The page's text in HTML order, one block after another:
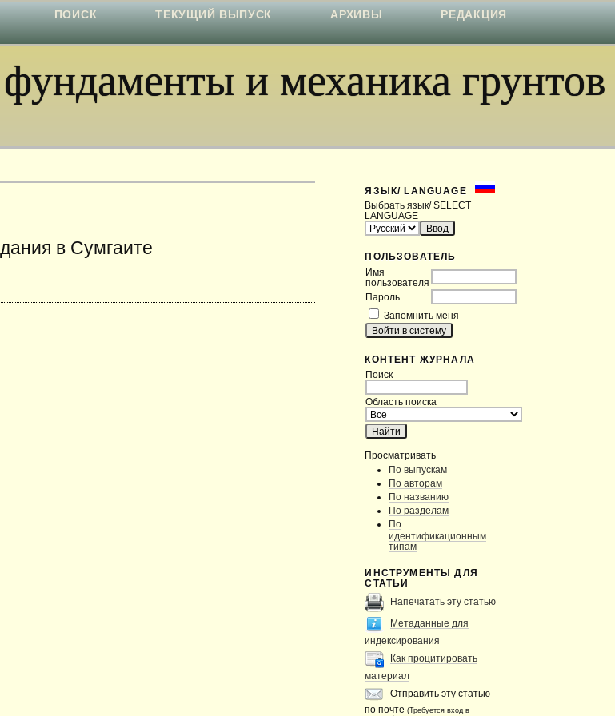
и механика грунтов
ЯЗЫК/ LANGUAGE
Выбрать язык/ SELECT
LANGUAGE
ПОЛЬЗОВАТЕЛЬ
Имя
пользователя
Пароль
Запомнить меня
КОНТЕНТ ЖУРНАЛА
Поиск
Область поиска
Просматривать
По выпускам
По авторам
По названию
По разделам
По
идентификационным
типам
ИНСТРУМЕНТЫ ДЛЯ
СТАТЬИ
Напечатать эту статью
Метаданные для
индексирования
Как процитировать
материал
Отправить эту статью
по почте(Требуется вход в
ПОИСК ТЕКУЩИЙ ВЫПУСК АРХИВЫ
РЕДАКЦИЯ
в Сумгаите